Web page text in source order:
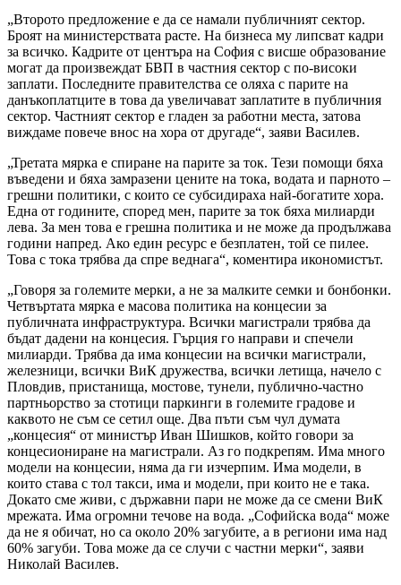
„Второто предложение е да се намали публичният сектор.
Броят на министерствата расте. На бизнеса му липсват кадри
за всичко. Кадрите от центъра на София с висше образование
могат да произвеждат БВП в частния сектор с по-високи
заплати. Последните правителства се оляха с парите на
данъкоплатците в това да увеличават заплатите в публичния
сектор. Частният сектор е гладен за работни места, затова
виждаме повече внос на хора от другаде“, заяви Василев.
„Третата мярка е спиране на парите за ток. Тези помощи бяха
въведени и бяха замразени цените на тока, водата и парното –
грешни политики, с които се субсидираха най-богатите хора.
Една от годините, според мен, парите за ток бяха милиарди
лева. За мен това е грешна политика и не може да продължава
години напред. Ако един ресурс е безплатен, той се пилее.
Това с тока трябва да спре веднага“, коментира икономистът.
„Говоря за големите мерки, а не за малките семки и бонбонки.
Четвъртата мярка е масова политика на концесии за
публичната инфраструктура. Всички магистрали трябва да
бъдат дадени на концесия. Гърция го направи и спечели
милиарди. Трябва да има концесии на всички магистрали,
железници, всички ВиК дружества, всички летища, начело с
Пловдив, пристанища, мостове, тунели, публично-частно
партньорство за стотици паркинги в големите градове и
каквото не съм се сетил още. Два пъти съм чул думата
„концесия“ от министър Иван Шишков, който говори за
концесиониране на магистрали. Аз го подкрепям. Има много
модели на концесии, няма да ги изчерпим. Има модели, в
които става с тол такси, има и модели, при които не е така.
Докато сме живи, с държавни пари не може да се смени ВиК
мрежата. Има огромни течове на вода. „Софийска вода“ може
да не я обичат, но са около 20% загубите, а в региони има над
60% загуби. Това може да се случи с частни мерки“, заяви
Николай Василев.